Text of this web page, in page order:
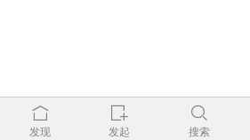
发现 发起 搜索